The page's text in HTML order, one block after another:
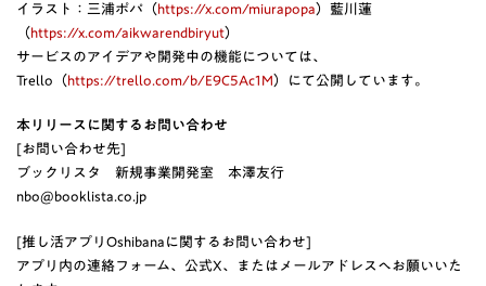
イラスト：三浦ポパ（https://x.com/miurapopa）藍川蓮
（https://x.com/aikwarendbiryut）
サービスのアイデアや開発中の機能については、
Trello（https://trello.com/b/E9C5Ac1M）にて公開しています。
本リリースに関するお問い合わせ
[お問い合わせ先]
ブックリスタ 新規事業開発室 本澤友行
nbo@booklista.co.jp
[推し活アプリOshibanaに関するお問い合わせ]
アプリ内の連絡フォーム、公式X、またはメールアドレスへお願いいた